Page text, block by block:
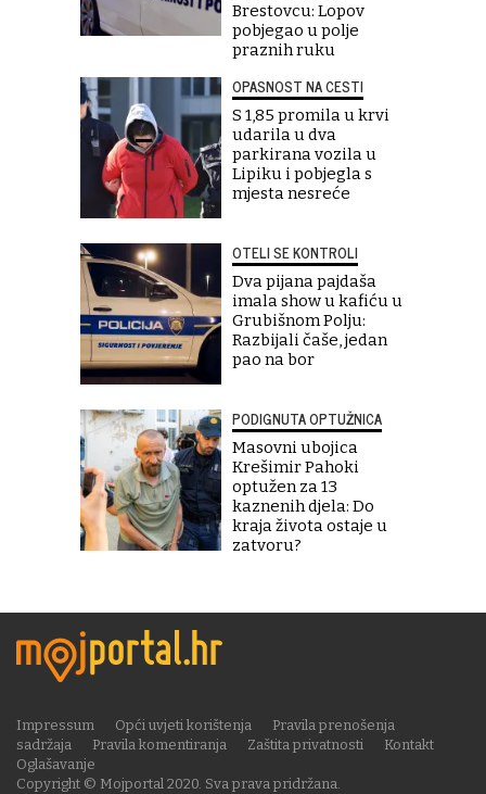
Brestovcu: Lopov
pobjegao u polje
praznih ruku
OPASNOST NA CESTI
S 1,85 promila u krvi
udarila u dva
parkirana vozila u
Lipiku i pobjegla s
mjesta nesreće
OTELI SE KONTROLI
Dva pijana pajdaša
imala show u kafiću u
Grubišnom Polju:
Razbijali čaše, jedan
pao na bor
PODIGNUTA OPTUŽNICA
Masovni ubojica
Krešimir Pahoki
optužen za 13
kaznenih djela: Do
kraja života ostaje u
zatvoru?
Copyright © Mojportal 2020. Sva prava pridržana.
Impressum Opći uvjeti korištenja
Pravila prenošenja
sadržaja
Pravila komentiranja Zaštita privatnosti
Kontakt
Oglašavanje